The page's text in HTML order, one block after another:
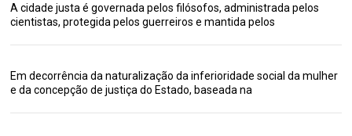
A cidade justa é governada pelos filósofos, administrada pelos
cientistas, protegida pelos guerreiros e mantida pelos
Em decorrência da naturalização da inferioridade social da mulher
e da concepção de justiça do Estado, baseada na